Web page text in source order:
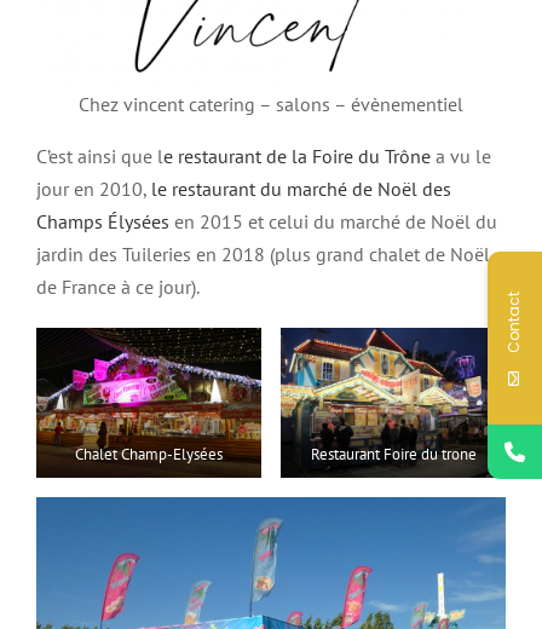
Chez vincent catering – salons – évènementiel
C’est ainsi que le restaurant de la Foire du Trône a vu le
jour en 2010, le restaurant du marché de Noël des
Champs Élysées en 2015 et celui du marché de Noël du
jardin des Tuileries en 2018 (plus grand chalet de Noël
de France à ce jour).
Chalet Champ-Elysées Restaurant Foire du trone
Contact